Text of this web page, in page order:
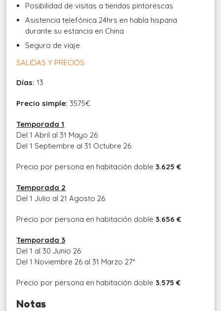
Posibilidad de visitas a tiendas pintorescas
Asistencia telefónica 24hrs en habla hispana
durante su estancia en China
Seguro de viaje
SALIDAS Y PRECIOS
Días: 13
Precio simple: 3575€
Temporada 1
Del 1 Abril al 31 Mayo 26
Del 1 Septiembre al 31 Octubre 26
Precio por persona en habitación doble 3.625 €
Temporada 2
Del 1 Julio al 21 Agosto 26
Precio por persona en habitación doble 3.656 €
Temporada 3
Del 1 al 30 Junio 26
Del 1 Noviembre 26 al 31 Marzo 27*
Precio por persona en habitación doble 3.575 €
Notas